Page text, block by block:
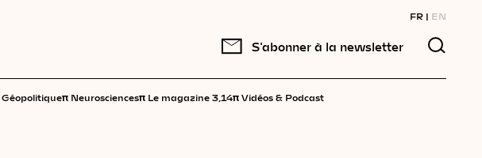
FR EN
S'abonner à la newsletter
Géopolitiqueπ Neurosciencesπ Le magazine 3,14π Vidéos & Podcast